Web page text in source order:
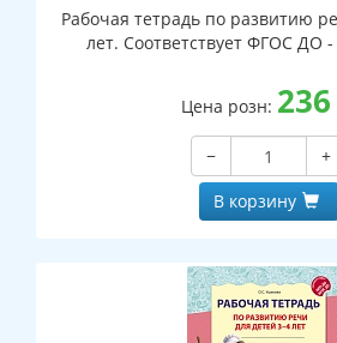
Рабочая тетрадь по развитию
лет. Соответствует ФГОС ДО
Цена розн: 236
−
+
В корзину